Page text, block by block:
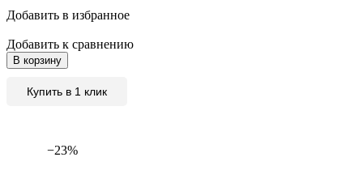
Добавить в избранное
Добавить к сравнению
В корзину
Купить в 1 клик
−23%